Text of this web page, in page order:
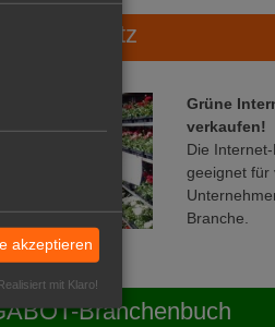
Marktplatz
Grüne
verkaufen!
Die
geeignet für
Branche.
Branchenbuch
akzeptieren
mit Klaro!